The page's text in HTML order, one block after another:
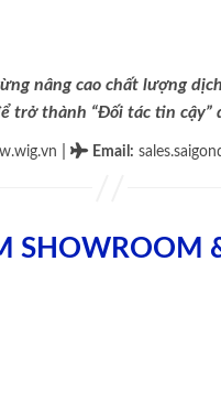
nâng cao chất lượng
trở thành “Đối tác tin
Email :
SHOWROOM